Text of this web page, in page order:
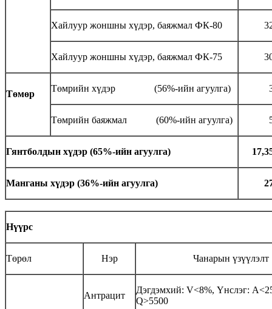
Хайлуур жоншны хүдэр, баяжмал ФК-80
Хайлуур жоншны хүдэр, баяжмал ФК-75
Төмөр
Төмрийн хүдэр (56%-ийн агуулга)
Төмрийн баяжмал (60%-ийн агуулга)
Гянтболдын хүдэр (65%-ийн агуулга)
Манганы хүдэр (36%-ийн агуулга)
Нүүрс
Төрөл Нэр Чанарын үзүүлэлт
Антрацит
Дэгдэмхий: V<8%, Үнслэг:
Q>5500